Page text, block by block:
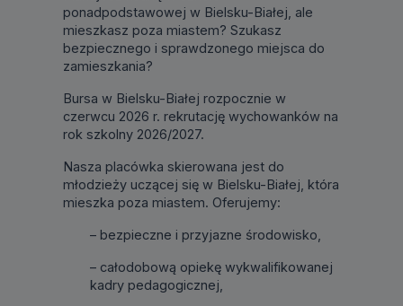
ponadpodstawowej w Bielsku-Białej, ale
mieszkasz poza miastem? Szukasz
bezpiecznego i sprawdzonego miejsca do
zamieszkania?
Bursa w Bielsku-Białej rozpocznie w
czerwcu 2026 r. rekrutację wychowanków na
rok szkolny 2026/2027.
Nasza placówka skierowana jest do
młodzieży uczącej się w Bielsku-Białej, która
mieszka poza miastem. Oferujemy:
– bezpieczne i przyjazne środowisko,
– całodobową opiekę wykwalifikowanej
kadry pedagogicznej,